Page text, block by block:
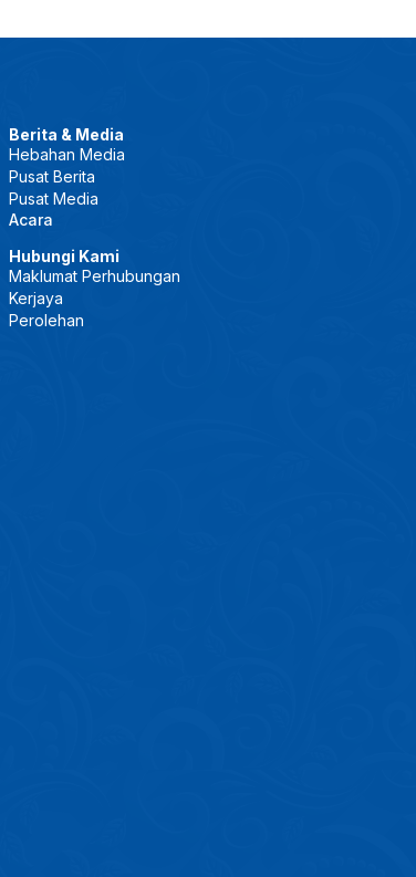
Berita & Media
Hebahan Media
Pusat Berita
Pusat Media
Acara
Hubungi Kami
Maklumat Perhubungan
Kerjaya
Perolehan